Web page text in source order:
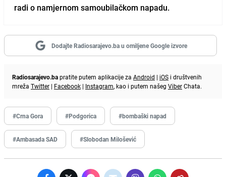
radi o namjernom samoubilačkom napadu.
Dodajte Radiosarajevo.ba u omiljene Google izvore
Radiosarajevo.bapratite putem aplikacije za Android | iOS i društvenih
mreža Twitter | Facebook | Instagram, kao i putem našeg ViberChata.
#Crna Gora #Podgorica #bombaški napad
#Ambasada SAD #Slobodan Milošević